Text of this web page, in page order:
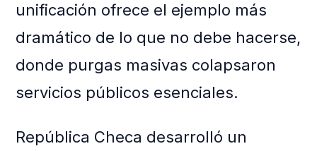
unificación ofrece el ejemplo más
dramático de lo que no debe hacerse,
donde purgas masivas colapsaron
servicios públicos esenciales.
República Checa desarrolló un